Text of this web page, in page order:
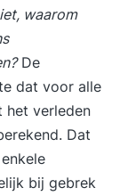
waarom
De
dat voor alle
het verleden
Dat
bij gebrek